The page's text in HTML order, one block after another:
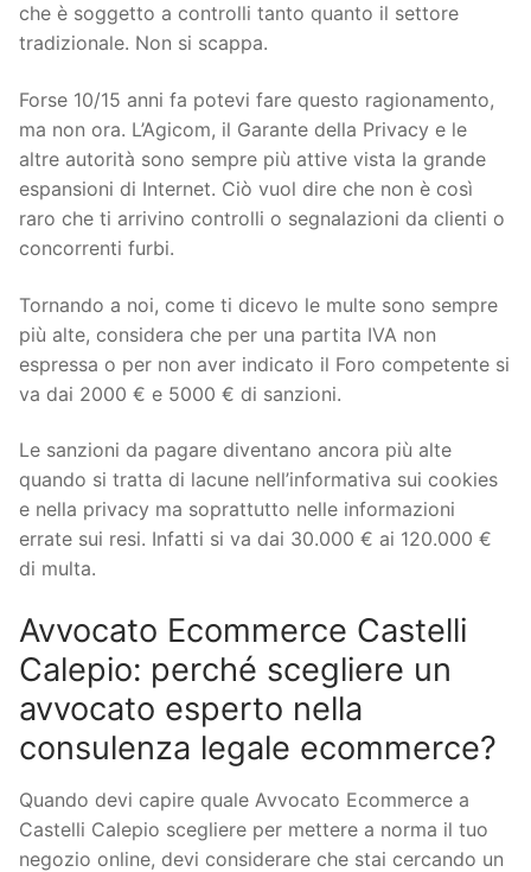
che è soggetto a controlli tanto quanto il settore
tradizionale. Non si scappa.
Forse 10/15 anni fa potevi fare questo ragionamento,
ma non ora. L’Agicom, il Garante della Privacy e le
altre autorità sono sempre più attive vista la grande
espansioni di Internet. Ciò vuol dire che non è così
raro che ti arrivino controlli o segnalazioni da clienti o
concorrenti furbi.
Tornando a noi, come ti dicevo le multe sono sempre
più alte, considera che per una partita IVA non
espressa o per non aver indicato il Foro competente si
va dai 2000 € e 5000 € di sanzioni.
Le sanzioni da pagare diventano ancora più alte
quando si tratta di lacune nell’informativa sui cookies
e nella privacy ma soprattutto nelle informazioni
errate sui resi. Infatti si va dai 30.000 € ai 120.000 €
di multa.
Avvocato Ecommerce Castelli
Calepio: perché scegliere un
avvocato esperto nella
consulenza legale ecommerce?
Quando devi capire quale Avvocato Ecommerce a
Castelli Calepio scegliere per mettere a norma il tuo
negozio online, devi considerare che stai cercando un